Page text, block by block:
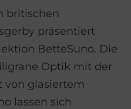
britischen
präsentiert
BetteSuno. Die
Optik mit der
von glasiertem
lassen sich